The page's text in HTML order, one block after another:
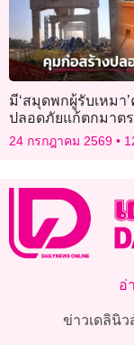
มี‘สมุดพกผู้รับเหมา
ปลอดภัยแก้ตกมาต
ก่อสร้างรัฐได้จริง?
24 กรกฎาคม 2569
อ่
ข่าวเดลินิว